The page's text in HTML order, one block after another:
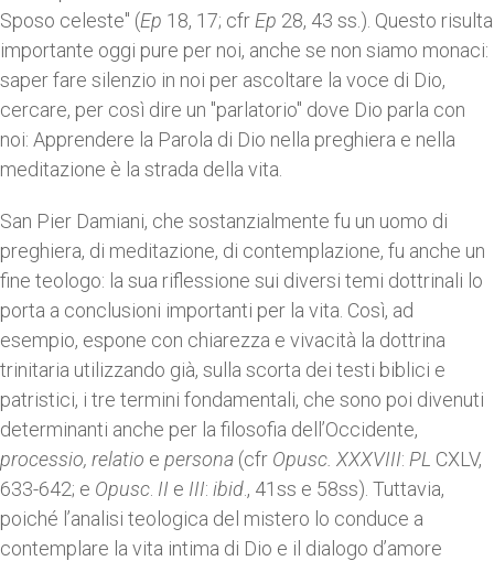
Sposo celeste" (Ep 18, 17; cfr Ep 28, 43 ss.). Questo risulta
importante oggi pure per noi, anche se non siamo monaci:
saper fare silenzio in noi per ascoltare la voce di Dio,
cercare, per così dire un "parlatorio" dove Dio parla con
noi: Apprendere la Parola di Dio nella preghiera e nella
meditazione è la strada della vita.
San Pier Damiani, che sostanzialmente fu un uomo di
preghiera, di meditazione, di contemplazione, fu anche un
fine teologo: la sua riflessione sui diversi temi dottrinali lo
porta a conclusioni importanti per la vita. Così, ad
esempio, espone con chiarezza e vivacità la dottrina
trinitaria utilizzando già, sulla scorta dei testi biblici e
patristici, i tre termini fondamentali, che sono poi divenuti
determinanti anche per la filosofia dell’Occidente,
processio, relatio e persona (cfr Opusc. XXXVIII: PL CXLV,
633-642; e Opusc II e III: ibid., 41ss e 58ss). Tuttavia,
poiché l’analisi teologica del mistero lo conduce a
contemplare la vita intima di Dio e il dialogo d’amore